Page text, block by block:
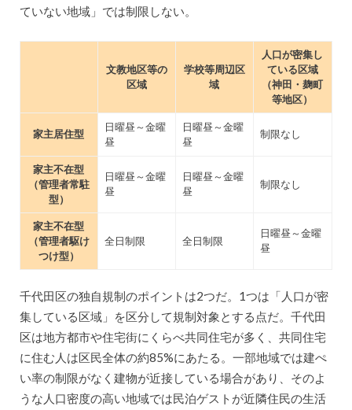
ていない地域」では制限しない。
文教地区等の
区域
学校等周辺区
域
人口が密集し
ている区域
（神田・麹町
等地区）
家主居住型
日曜昼～金曜
昼
日曜昼～金曜
昼
制限なし
家主不在型
（管理者常駐
型）
日曜昼～金曜
昼
日曜昼～金曜
昼
制限なし
家主不在型
（管理者駆け
つけ型）
全日制限 全日制限
日曜昼～金曜
昼
千代田区の独自規制のポイントは2つだ。1つは「人口が密
集している区域」を区分して規制対象とする点だ。千代田
区は地方都市や住宅街にくらべ共同住宅が多く、共同住宅
に住む人は区民全体の約85%にあたる。一部地域では建ぺ
い率の制限がなく建物が近接している場合があり、そのよ
うな人口密度の高い地域では民泊ゲストが近隣住民の生活